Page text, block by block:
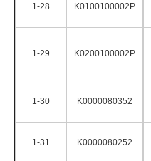
1-28 K0100100002P
1-29 K0200100002P
1-30 K0000080352
1-31 K0000080252